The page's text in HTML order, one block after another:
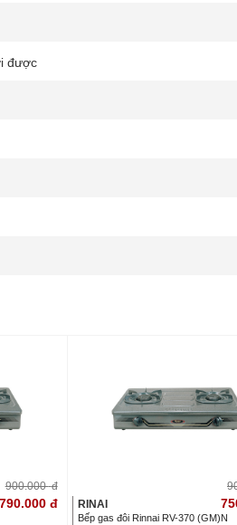
được
900.000 đ
790.000 đ
RINAI
Bếp gas đôi Rinnai RV-370 (GM)N